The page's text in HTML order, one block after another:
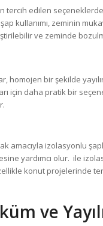
tercih edilen
şap kullanımı, zeminin
ve zeminde
homojen bir şekilde
daha pratik bir
amacıyla izolasyonlu
yardımcı olur. ile
konut projelerinde
ve